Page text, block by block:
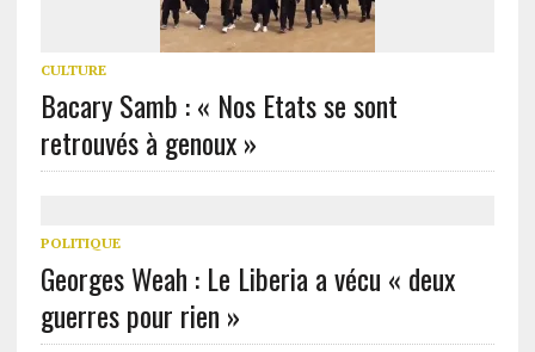
CULTURE
Bacary Samb : « Nos Etats se sont
retrouvés à genoux »
POLITIQUE
Georges Weah : Le Liberia a vécu « deux
guerres pour rien »